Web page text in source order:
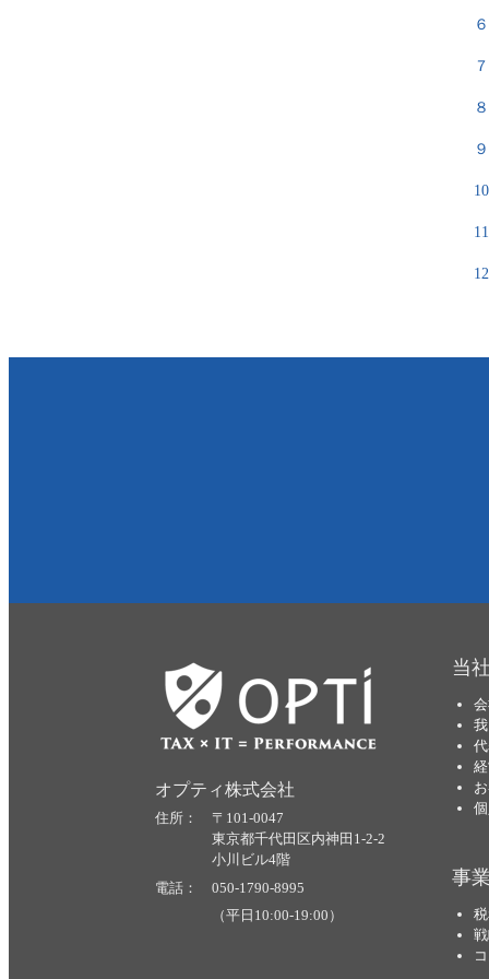
オプティ株式会社
住所： 〒101-0047
東京都千代田区内神田1-2-2
小川ビル4階
電話： 050-1790-8995
（平日10:00-19:00）
当
事